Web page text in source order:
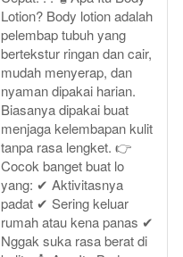
Lotion? Body lotion adalah
pelembap tubuh yang
bertekstur ringan dan cair,
mudah menyerap, dan
nyaman dipakai harian.
Biasanya dipakai buat
menjaga kelembapan kulit
tanpa rasa lengket. 👉
Cocok banget buat lo
yang: ✔ Aktivitasnya
padat ✔ Sering keluar
rumah atau kena panas ✔
Nggak suka rasa berat di